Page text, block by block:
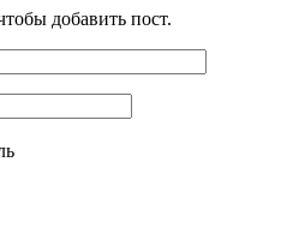
добавить пост.